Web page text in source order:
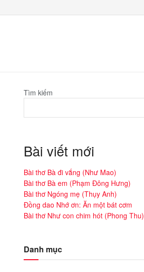
Tìm kiếm
Bài viết mới
Bài thơ Bà đi vắng (Như Mao)
Bài thơ Bà em (Phạm Đông Hưng)
Bài thơ Ngóng mẹ (Thụy Anh)
Đồng dao Nhớ ơn: Ăn một bát cơm
Bài thơ Như con chim hót (Phong Thu)
Danh mục